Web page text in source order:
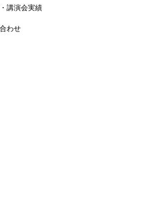
講演会実績
わせ